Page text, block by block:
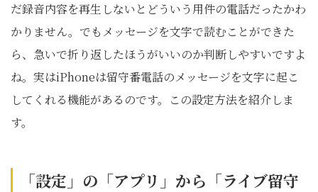
だ録音内容を再生しないとどういう用件の電話だったかわ
かりません。でもメッセージを文字で読むことができた
ら、急いで折り返したほうがいいのか判断しやすいですよ
ね。実はiPhoneは留守番電話のメッセージを文字に起こ
してくれる機能があるのです。この設定方法を紹介しま
す。
「設定」の「アプリ」から「ライブ留守